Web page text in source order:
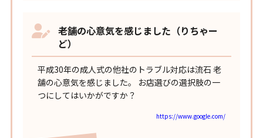
老舗の心意気を感じました（りちゃー
ど）
平成30年の成人式の他社のトラブル対応は流石 老
舗の心意気を感じました。 お店選びの選択肢の一
つにしてはいかがですか？
https://www.google.com/